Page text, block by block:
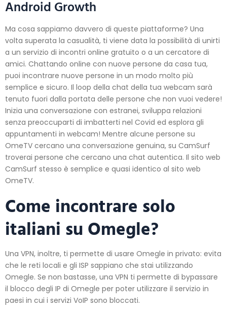
Android Growth
Ma cosa sappiamo davvero di queste piattaforme? Una
volta superata la casualità, ti viene data la possibilità di unirti
a un servizio di incontri online gratuito o a un cercatore di
amici. Chattando online con nuove persone da casa tua,
puoi incontrare nuove persone in un modo molto più
semplice e sicuro. Il loop della chat della tua webcam sarà
tenuto fuori dalla portata delle persone che non vuoi vedere!
Inizia una conversazione con estranei, sviluppa relazioni
senza preoccuparti di imbatterti nel Covid ed esplora gli
appuntamenti in webcam! Mentre alcune persone su
OmeTV cercano una conversazione genuina, su CamSurf
troverai persone che cercano una chat autentica. Il sito web
CamSurf stesso è semplice e quasi identico al sito web
OmeTV.
Come incontrare solo
italiani su Omegle?
Una VPN, inoltre, ti permette di usare Omegle in privato: evita
che le reti locali e gli ISP sappiano che stai utilizzando
Omegle. Se non bastasse, una VPN ti permette di bypassare
il blocco degli IP di Omegle per poter utilizzare il servizio in
paesi in cui i servizi VoIP sono bloccati.